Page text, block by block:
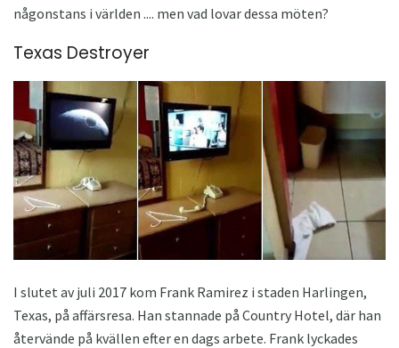
någonstans i världen .... men vad lovar dessa möten?
Texas Destroyer
I slutet av juli 2017 kom Frank Ramirez i staden Harlingen,
Texas, på affärsresa. Han stannade på Country Hotel, där han
återvände på kvällen efter en dags arbete. Frank lyckades